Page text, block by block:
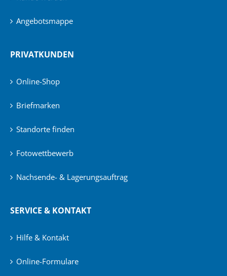
Angebotsmappe
PRIVATKUNDEN
Online-Shop
Briefmarken
Standorte finden
Fotowettbewerb
Nachsende- & Lagerungsauftrag
SERVICE & KONTAKT
Hilfe & Kontakt
Online-Formulare